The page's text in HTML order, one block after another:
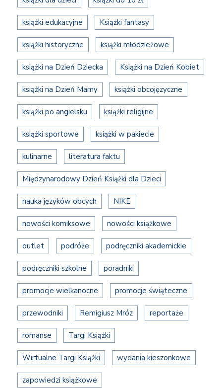
książki edukacyjne Książki fantasy
książki historyczne książki młodzieżowe
książki na Dzień Dziecka Książki na Dzień Kobiet
książki na Dzień Mamy książki obcojęzyczne
książki po angielsku książki religijne
książki sportowe książki w pakiecie
kulinarne literatura faktu
Międzynarodowy Dzień Książki dla Dzieci
nauka języków obcych NIKE
nowości komiksowe nowości książkowe
outlet podróże podręczniki akademickie
podręczniki szkolne poradniki
promocje wielkanocne promocje świąteczne
przewodniki Remigiusz Mróz reportaże
romanse Targi Książki
Wirtualne Targi Książki wydania kieszonkowe
zapowiedzi książkowe